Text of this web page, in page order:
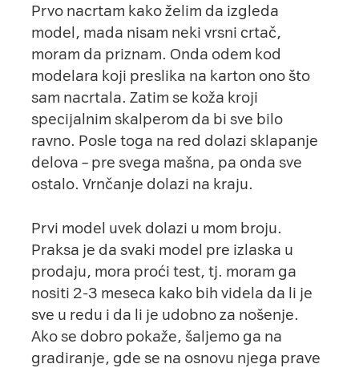
Prvo nacrtam kako želim da izgleda
model, mada nisam neki vrsni crtač,
moram da priznam. Onda odem kod
modelara koji preslika na karton ono što
sam nacrtala. Zatim se koža kroji
specijalnim skalperom da bi sve bilo
ravno. Posle toga na red dolazi sklapanje
delova – pre svega mašna, pa onda sve
ostalo. Vrnčanje dolazi na kraju.
Prvi model uvek dolazi u mom broju.
Praksa je da svaki model pre izlaska u
prodaju, mora proći test, tj. moram ga
nositi 2-3 meseca kako bih videla da li je
sve u redu i da li je udobno za nošenje.
Ako se dobro pokaže, šaljemo ga na
gradiranje, gde se na osnovu njega prave